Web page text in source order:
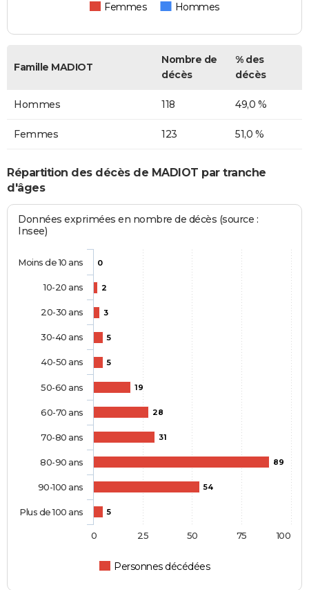
Femmes Hommes
Famille MADIOT
Nombre de
décès
% des
décès
Hommes 118 49,0 %
Femmes 123 51,0 %
Répartition des décès de MADIOT par tranche
d'âges
Données exprimées en nombre de décès (source :
Insee)
0
2
3
5
5
19
28
31
89
54
5
Personnes décédées
Moins de 10 ans
10-20 ans
20-30 ans
30-40 ans
40-50 ans
50-60 ans
60-70 ans
70-80 ans
80-90 ans
90-100 ans
Plus de 100 ans
0 100
25 50 75